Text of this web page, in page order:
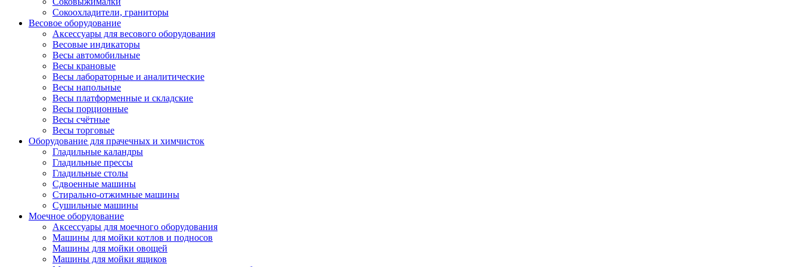
Сокоохладители, граниторы
Весовое оборудование
Аксессуары для весового оборудования
Весовые индикаторы
Весы автомобильные
Весы крановые
Весы лабораторные и аналитические
Весы напольные
Весы платформенные и складские
Весы порционные
Весы счётные
Весы торговые
Оборудование для прачечных и химчисток
Гладильные каландры
Гладильные прессы
Гладильные столы
Сдвоенные машины
Стирально-отжимные машины
Сушильные машины
Моечное оборудование
Аксессуары для моечного оборудования
Машины для мойки котлов и подносов
Машины для мойки овощей
Машины для мойки ящиков